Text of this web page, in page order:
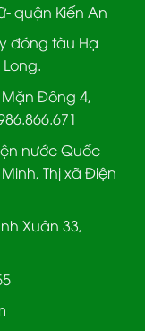
quận Kiến An
đóng tàu Hạ
Đông 4,
nước Quốc
Thị xã Điện
Xuân 33,